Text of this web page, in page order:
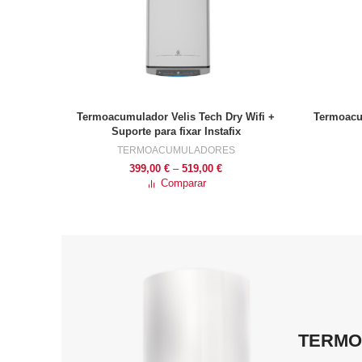
VER OPÇÕES
Termoacumulador Velis Tech Dry Wifi +
Suporte para fixar Instafix
TERMOACUMULADORES
399,00 € – 519,00 €Price
Comparar